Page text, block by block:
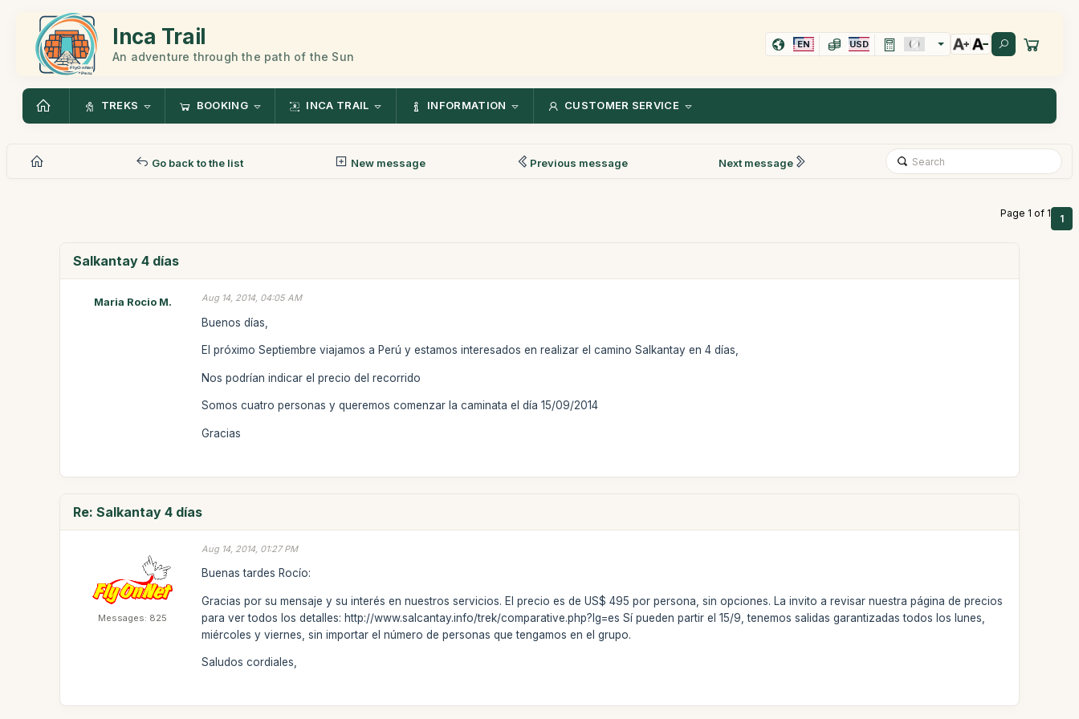
Inca Trail
An adventure through the path of the Sun
EN USD
TREKS BOOKING INCA TRAIL INFORMATION CUSTOMER SERVICE
Go back to the list New message Previous message Next message
Page 1 of 1 1
Salkantay 4 días
Maria Rocio M. Aug 14, 2014, 04:05 AM
Buenos días,
El próximo Septiembre viajamos a Perú y estamos interesados en realizar el camino Salkantay en 4 días,
Nos podrían indicar el precio del recorrido
Somos cuatro personas y queremos comenzar la caminata el día 15/09/2014
Gracias
Re: Salkantay 4 días
Messages: 825
Aug 14, 2014, 01:27 PM
Buenas tardes Rocío:
Gracias por su mensaje y su interés en nuestros servicios. El precio es de US$ 495 por persona, sin opciones. La invito a revisar nuestra página de precios
para ver todos los detalles: http://www.salcantay.info/trek/comparative.php?lg=es Sí pueden partir el 15/9, tenemos salidas garantizadas todos los lunes,
miércoles y viernes, sin importar el número de personas que tengamos en el grupo.
Saludos cordiales,